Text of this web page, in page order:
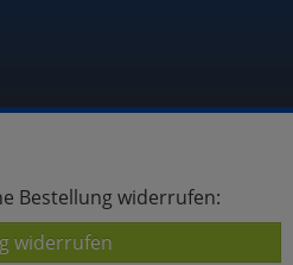
Bestellung widerrufen:
widerrufen